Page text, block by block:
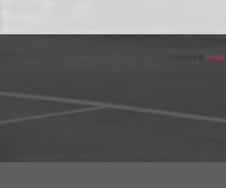
Copyright ©